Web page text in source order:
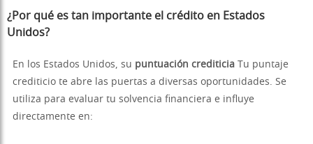
¿Por qué es tan importante el crédito en Estados
Unidos?
En los Estados Unidos, su puntuación crediticia Tu puntaje
crediticio te abre las puertas a diversas oportunidades. Se
utiliza para evaluar tu solvencia financiera e influye
directamente en: